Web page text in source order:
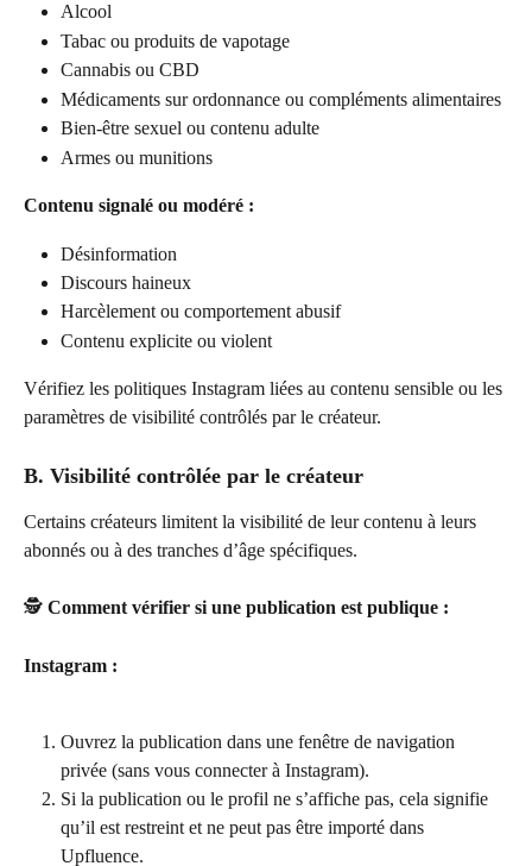
Alcool
Tabac ou produits de vapotage
Cannabis ou CBD
Médicaments sur ordonnance ou compléments alimentaires
Bien-être sexuel ou contenu adulte
Armes ou munitions
Contenu signalé ou modéré :
Désinformation
Discours haineux
Harcèlement ou comportement abusif
Contenu explicite ou violent
Vérifiez les politiques Instagram liées au contenu sensible ou les
paramètres de visibilité contrôlés par le créateur.
B. Visibilité contrôlée par le créateur
Certains créateurs limitent la visibilité de leur contenu à leurs
abonnés ou à des tranches d’âge spécifiques.
🕵️ Comment vérifier si une publication est publique :
Instagram :
Ouvrez la publication dans une fenêtre de navigation
privée (sans vous connecter à Instagram).
Si la publication ou le profil ne s’affiche pas, cela signifie
qu’il est restreint et ne peut pas être importé dans
Upfluence.